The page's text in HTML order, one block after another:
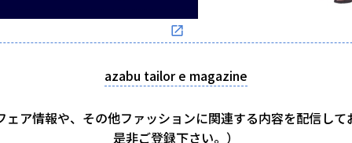
azabu tailor e magazine
ェア情報や、その他ファッションに関連する内容を配信して
是非ご登録下さい。）